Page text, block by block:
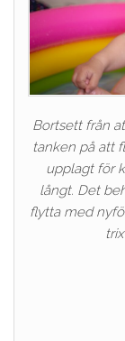
Bortsett från
tanken på att
upplagt för
långt. Det
flytta med